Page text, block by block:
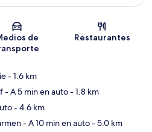
de
Restaurantes
- 1.6 km
- A 5 min en auto- 1.8 km
- 4.6 km
- A 10 min en auto- 5.0 km